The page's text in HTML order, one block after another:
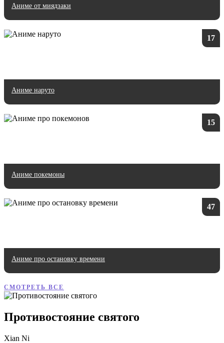
Аниме от миядзаки
17
Аниме наруто
15
Аниме покемоны
47
Аниме про остановку времени
СМОТРЕТЬ ВСЕ
Противостояние святого
Xian Ni